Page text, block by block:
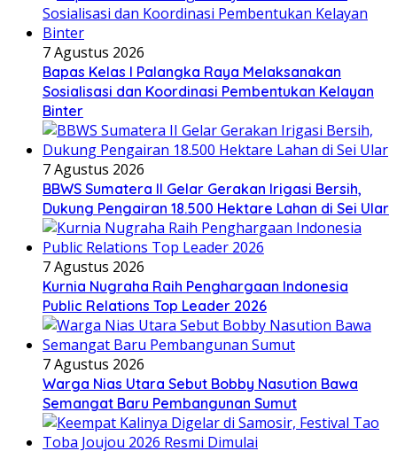
7 Agustus 2026
Bapas Kelas I Palangka Raya Melaksanakan
Sosialisasi dan Koordinasi Pembentukan Kelayan
Binter
7 Agustus 2026
BBWS Sumatera II Gelar Gerakan Irigasi Bersih,
Dukung Pengairan 18.500 Hektare Lahan di Sei Ular
7 Agustus 2026
Kurnia Nugraha Raih Penghargaan Indonesia
Public Relations Top Leader 2026
7 Agustus 2026
Warga Nias Utara Sebut Bobby Nasution Bawa
Semangat Baru Pembangunan Sumut